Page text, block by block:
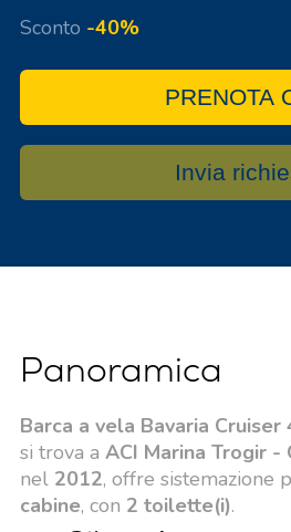
Sconto -40%
PRENOTA
Invia
Panoramica
Barca a vela Bavaria
si trova a ACI Marina Trogir -
nel 2012, offre sistemazione
cabine, con 2 toilette(i).